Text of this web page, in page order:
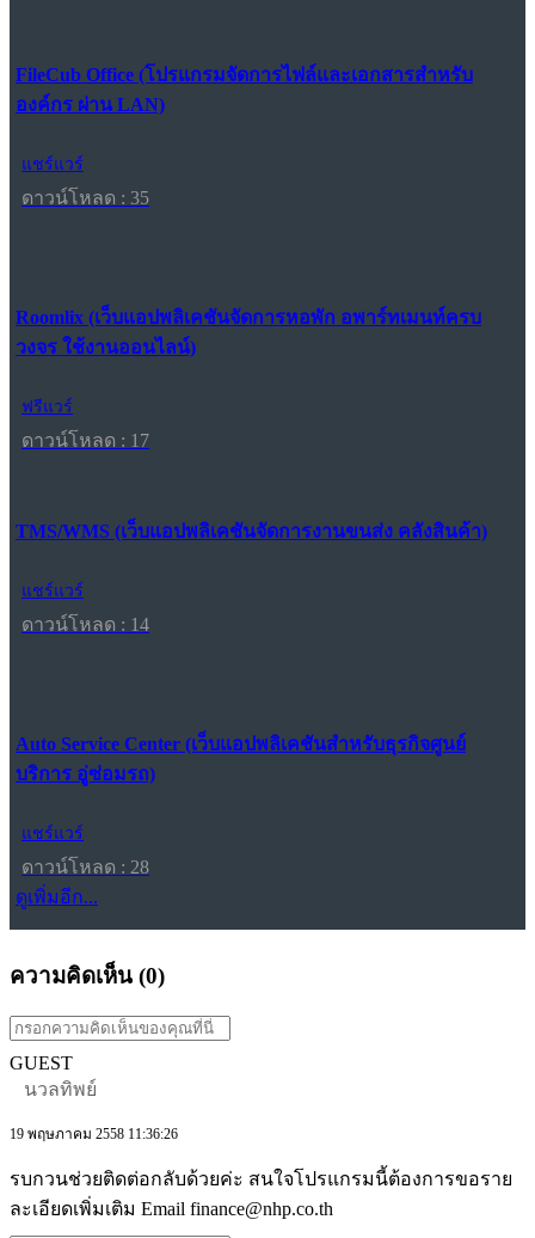
FileCub Office (โปรแกรมจัดการไฟล์และเอกสารสำหรับ
องค์กร ผ่าน LAN)
แชร์แวร์
ดาวน์โหลด : 35
Roomlix (เว็บแอปพลิเคชันจัดการหอพัก อพาร์ทเมนท์ครบ
วงจร ใช้งานออนไลน์)
ฟรีแวร์
ดาวน์โหลด : 17
TMS/WMS (เว็บแอปพลิเคชันจัดการงานขนส่ง คลังสินค้า)
แชร์แวร์
ดาวน์โหลด : 14
Auto Service Center (เว็บแอปพลิเคชันสำหรับธุรกิจศูนย์
บริการ อู่ซ่อมรถ)
แชร์แวร์
ดาวน์โหลด : 28
ดูเพิ่มอีก...
ความคิดเห็น (0)
GUEST
นวลทิพย์
19 พฤษภาคม 2558 11:36:26
รบกวนช่วยติดต่อกลับด้วยค่ะ สนใจโปรแกรมนี้ต้องการขอราย
ละเอียดเพิ่มเติม Email finance@nhp.co.th